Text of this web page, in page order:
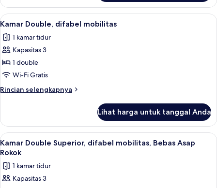
Kamar
Double
Superior,
Tempat
Tidur
Lihat
semua
foto
untuk
Kamar
Double,
difabel
mobilitas
Kamar Double, difabel mobilitas |
4
Kamar Double, difabel mobilitas
1 kamar tidur
Kapasitas 3
1 double
Wi-Fi Gratis
Rincian selengkapnya
Rincian
Kamar
Double,
difabel
mobilitas
Lihat harga untuk tanggal Anda
Lihat
semua
foto
untuk
Kamar
Kamar Double Superior, difabel
4
Kamar Double Superior, difabel mobilitas, Bebas Asap
Rokok
1 kamar tidur
Kapasitas 3